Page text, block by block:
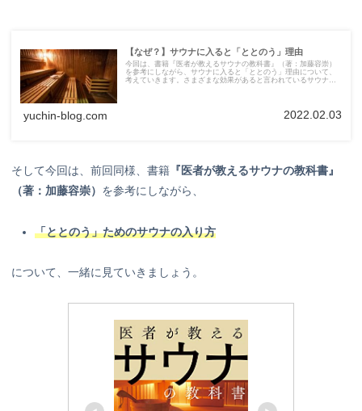
【なぜ？】サウナに入ると「ととのう」理由
今回は、書籍『医者が教えるサウナの教科書』（著：加藤容崇）
を参考にしながら、サウナに入ると「ととのう」理由について、
考えていきます。さまざまな効果があると言われているサウナ。
yuchin-blog.com 2022.02.03
そして今回は、前回同様、書籍 『医者が教えるサウナの教科書』
（著：加藤容崇） を参考にしながら、
「ととのう」ためのサウナの入り方
について、一緒に見ていきましょう。